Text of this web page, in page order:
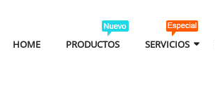
HOME PRODUCTOS SERVICIOS